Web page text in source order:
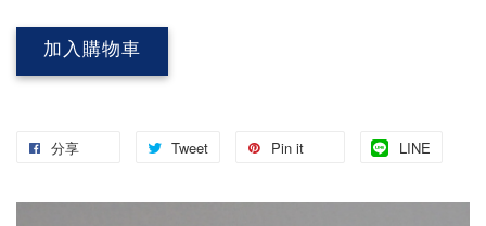
加入購物車
分享 Tweet Pin it LINE